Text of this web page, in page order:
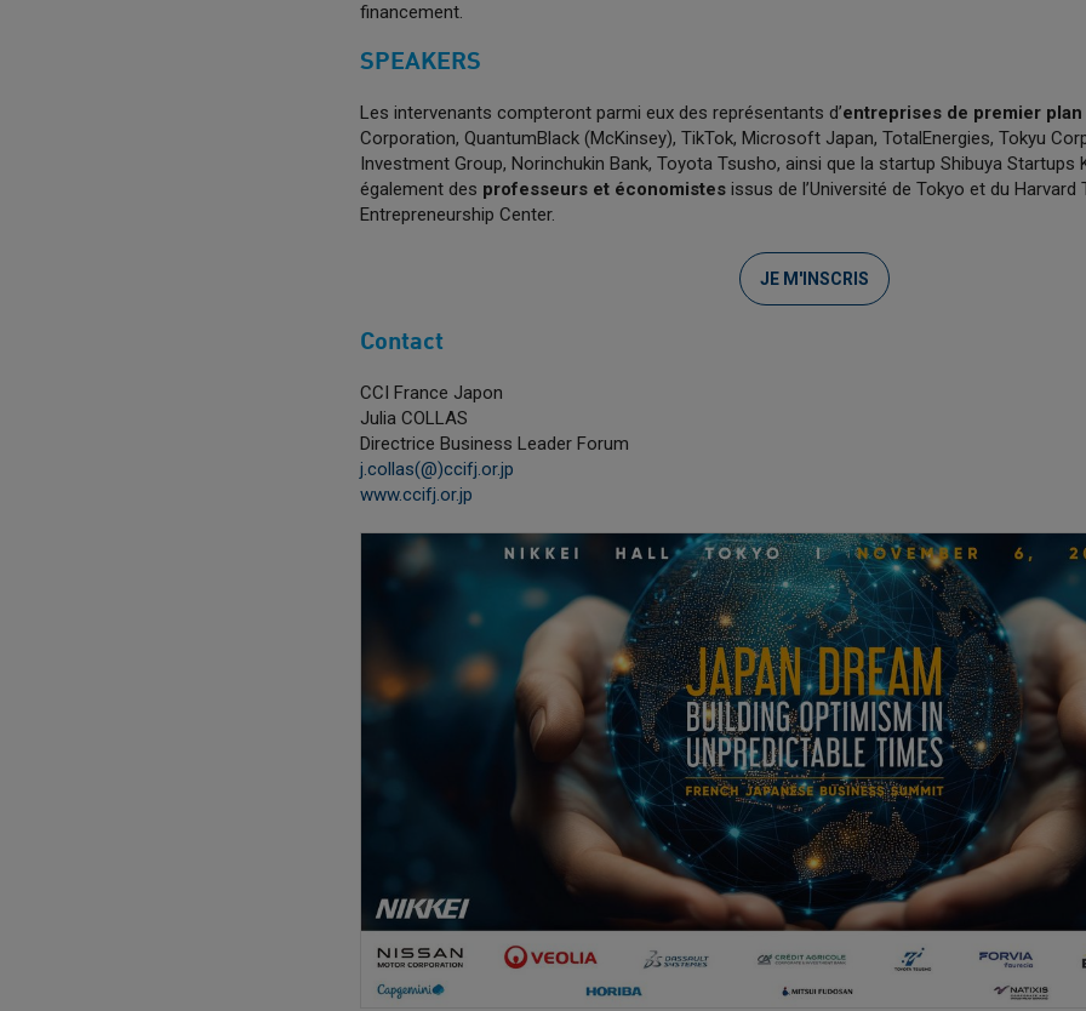
financement.
SPEAKERS
Les intervenants compteront parmi eux des représentants d’entreprises de premier plan
Corporation, QuantumBlack (McKinsey), TikTok, Microsoft Japan, TotalEnergies, Tokyu
Investment Group, Norinchukin Bank, Toyota Tsusho, ainsi que la startup Shibuya Startups
également des professeurs et économistes issus de l’Université de Tokyo et du Harvard
Entrepreneurship Center.
JE M'INSCRIS
Contact
CCI France Japon
Julia COLLAS
Directrice Business Leader Forum
j.collas(@)ccifj.or.jp
www.ccifj.or.jp